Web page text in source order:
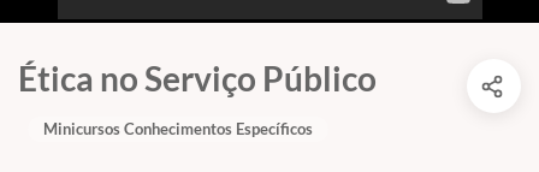
Ética no Serviço Público
Minicursos Conhecimentos Específicos